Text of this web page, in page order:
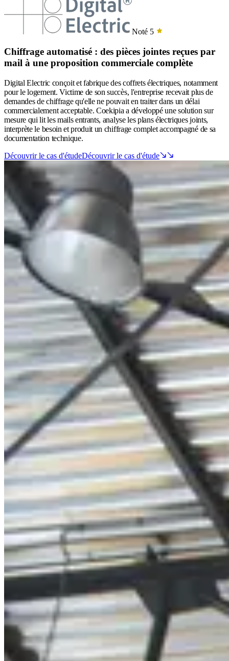
Noté 5
Chiffrage automatisé : des pièces jointes reçues par
mail à une proposition commerciale complète
Digital Electric conçoit et fabrique des coffrets électriques, notamment
pour le logement. Victime de son succès, l'entreprise recevait plus de
demandes de chiffrage qu'elle ne pouvait en traiter dans un délai
commercialement acceptable. Coekipia a développé une solution sur
mesure qui lit les mails entrants, analyse les plans électriques joints,
interprète le besoin et produit un chiffrage complet accompagné de sa
documentation technique.
Découvrir le cas d'étudeDécouvrir le cas d'étude